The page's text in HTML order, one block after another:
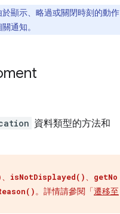
顯示、略過或關閉時刻的動作
通知。
資料類型的方法和
isNotDisplayed()
getNo
。詳情請參閱「遷移至